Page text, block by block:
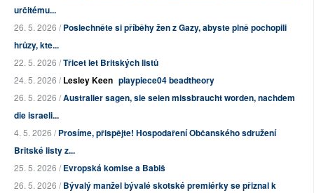
určitému...
26. 5. 2026 /Poslechněte si příběhy žen z Gazy, abyste plně pochopili
hrůzy, kte...
22. 5. 2026 /Třicet let Britských listů
24. 5. 2026 /Lesley Keen playpiece04 beadtheory
26. 5. 2026 /Australier sagen, sie seien missbraucht worden, nachdem
die israeli...
4. 5. 2026 /Prosíme, přispějte! Hospodaření Občanského sdružení
Britské listy z...
25. 5. 2026 /Evropská komise a Babiš
26. 5. 2026 /Bývalý manžel bývalé skotské premiérky se přiznal k